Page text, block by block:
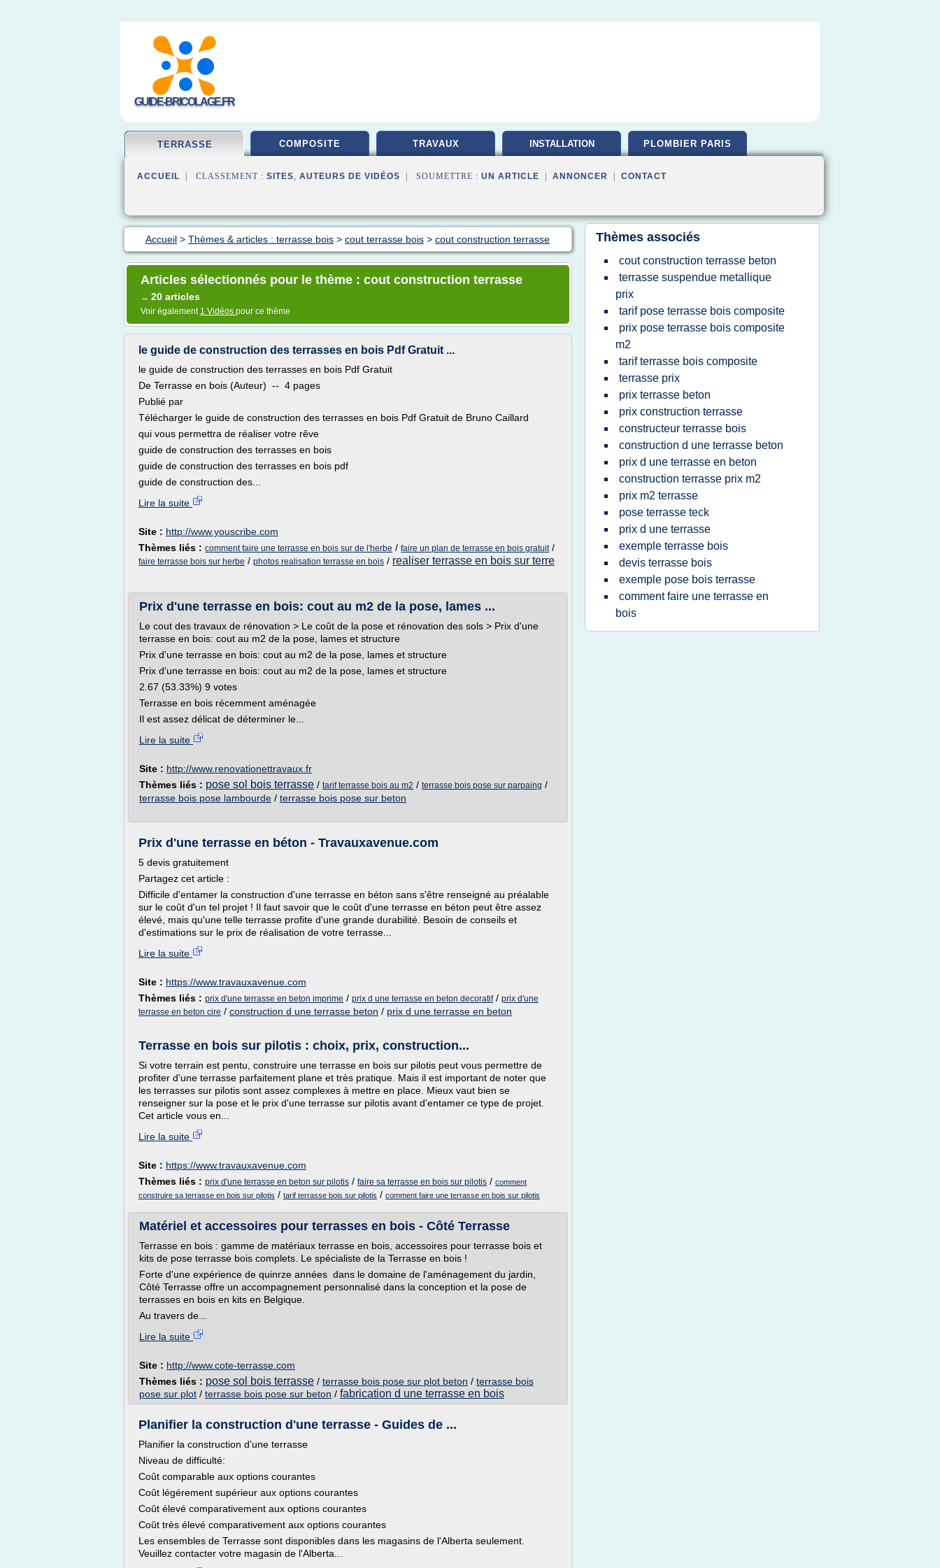
GUIDE-BRICOLAGE.FR
TERRASSE COMPOSITE TRAVAUX INSTALLATION PLOMBIER PARIS
ACCUEIL | CLASSEMENT : SITES, AUTEURS DE VIDÉOS | SOUMETTRE : UN ARTICLE ANNONCER CONTACT
Accueil > Thèmes & articles : terrasse bois > cout terrasse bois > cout construction terrasse
Articles sélectionnés pour le thème : cout construction terrasse
→ 20 articles
Voir également 1 Vidéos pour ce thème
le guide de construction des terrasses en bois Pdf Gratuit ...
le guide de construction des terrasses en bois Pdf Gratuit
De Terrasse en bois (Auteur) -- 4 pages
Publié par
Télécharger le guide de construction des terrasses en bois Pdf Gratuit de Bruno Caillard
qui vous permettra de réaliser votre rêve
guide de construction des terrasses en bois
guide de construction des terrasses en bois pdf
guide de construction des...
Lire la suite
Site : http://www.youscribe.com
Thèmes liés : comment faire une terrasse en bois sur de l'herbe / faire un plan de terrasse en bois gratuit/
faire terrasse bois sur herbe / photos realisation terrasse en bois / realiser terrasse en bois sur terre
Prix d'une terrasse en bois: cout au m2 de la pose, lames ...
Le cout des travaux de rénovation > Le coût de la pose et rénovation des sols > Prix d'une
terrasse en bois: cout au m2 de la pose, lames et structure
Prix d'une terrasse en bois: cout au m2 de la pose, lames et structure
Prix d'une terrasse en bois: cout au m2 de la pose, lames et structure
2.67 (53.33%) 9 votes
Terrasse en bois récemment aménagée
Il est assez délicat de déterminer le...
Lire la suite
Site : http://www.renovationettravaux.fr
Thèmes liés : pose sol bois terrasse / tarif terrasse bois au m2 / terrasse bois pose sur parpaing /
terrasse bois pose lambourde / terrasse bois pose sur beton
Prix d'une terrasse en béton - Travauxavenue.com
5 devis gratuitement
Partagez cet article :
Difficile d'entamer la construction d'une terrasse en béton sans s'être renseigné au préalable
sur le coût d'un tel projet ! Il faut savoir que le coût d'une terrasse en béton peut être assez
élevé, mais qu'une telle terrasse profite d'une grande durabilité. Besoin de conseils et
d'estimations sur le prix de réalisation de votre terrasse...
Lire la suite
Site : https://www.travauxavenue.com
Thèmes liés : prix d'une terrasse en beton imprime / prix d une terrasse en beton decoratif/ prix d'une
terrasse en beton cire / construction d une terrasse beton / prix d une terrasse en beton
Terrasse en bois sur pilotis : choix, prix, construction...
Si votre terrain est pentu, construire une terrasse en bois sur pilotis peut vous permettre de
profiter d'une terrasse parfaitement plane et très pratique. Mais il est important de noter que
les terrasses sur pilotis sont assez complexes à mettre en place. Mieux vaut bien se
renseigner sur la pose et le prix d'une terrasse sur pilotis avant d'entamer ce type de projet.
Cet article vous en...
Lire la suite
Site : https://www.travauxavenue.com
Thèmes liés : prix d'une terrasse en beton sur pilotis / faire sa terrasse en bois sur pilotis / comment
construire sa terrasse en bois sur pilotis / tarif terrasse bois sur pilotis / comment faire une terrasse en bois sur pilotis
Matériel et accessoires pour terrasses en bois - Côté Terrasse
Terrasse en bois : gamme de matériaux terrasse en bois, accessoires pour terrasse bois et
kits de pose terrasse bois complets. Le spécialiste de la Terrasse en bois !
Forte d'une expérience de quinrze années dans le domaine de l'aménagement du jardin,
Côté Terrasse offre un accompagnement personnalisé dans la conception et la pose de
terrasses en bois en kits en Belgique.
Au travers de...
Lire la suite
Site : http://www.cote-terrasse.com
Thèmes liés : pose sol bois terrasse / terrasse bois pose sur plot beton / terrasse bois
pose sur plot / terrasse bois pose sur beton / fabrication d une terrasse en bois
Planifier la construction d'une terrasse - Guides de ...
Planifier la construction d'une terrasse
Niveau de difficulté:
Coût comparable aux options courantes
Coût légérement supérieur aux options courantes
Coût élevé comparativement aux options courantes
Coût très élevé comparativement aux options courantes
Les ensembles de Terrasse sont disponibles dans les magasins de l'Alberta seulement.
Veuillez contacter votre magasin de l'Alberta...
Thèmes associés
cout construction terrasse beton
terrasse suspendue metallique
prix
tarif pose terrasse bois composite
prix pose terrasse bois composite
m2
tarif terrasse bois composite
terrasse prix
prix terrasse beton
prix construction terrasse
constructeur terrasse bois
construction d une terrasse beton
prix d une terrasse en beton
construction terrasse prix m2
prix m2 terrasse
pose terrasse teck
prix d une terrasse
exemple terrasse bois
devis terrasse bois
exemple pose bois terrasse
comment faire une terrasse en
bois